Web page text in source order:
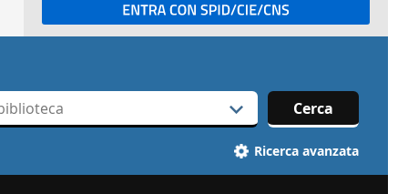
Entra con SPID
Cerca
Ricerca avanzata